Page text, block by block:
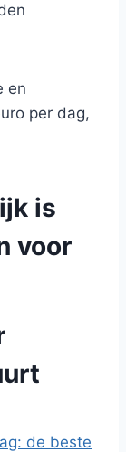
en
per dag,
is
voor
de beste